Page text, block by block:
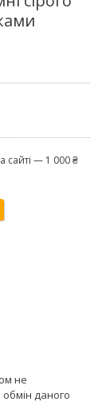
сайті — 1 000 ₴
не
даного